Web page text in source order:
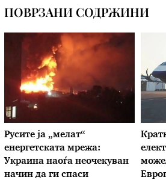
ПОВРЗАНИ СОДРЖИНИ
Русите ја „мелат“
енергетската мрежа:
Украина наоѓа неочекуван
начин да ги спаси